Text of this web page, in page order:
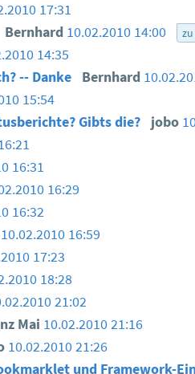
17:31
Bernhard 10.02.2010 14:00
14:35
-- Danke Bernhard
15:54
Gibts die? jobo
16:31
16:29
16:32
10.02.2010 16:59
17:23
18:28
21:02
Mai 10.02.2010 21:16
10.02.2010 21:26
und Framework-